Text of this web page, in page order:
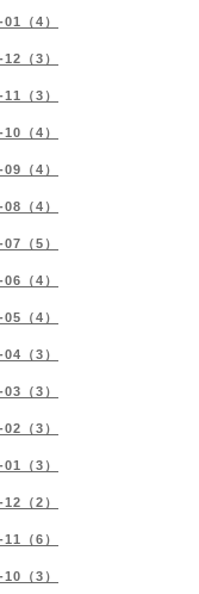
（4）
（3）
（3）
（4）
（4）
（4）
（5）
（4）
（4）
（3）
（3）
（3）
（3）
（2）
（6）
（3）